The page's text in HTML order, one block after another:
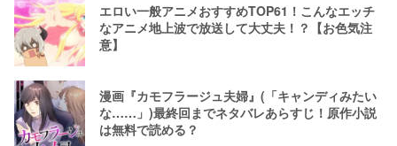
エロい一般アニメおすすめTOP61！こんなエッチ
なアニメ地上波で放送して大丈夫！？【お色気注
意】
漫画『カモフラージュ夫婦』(「キャンディみたい
な……」)最終回までネタバレあらすじ！原作小説
は無料で読める？